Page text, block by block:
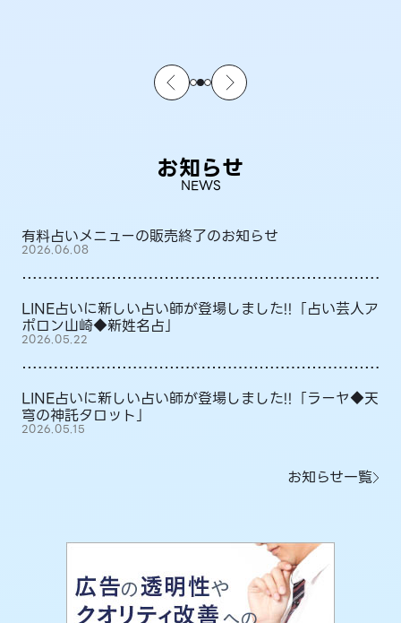
お知らせ
NEWS
有料占いメニューの販売終了のお知らせ
2026.06.08
LINE占いに新しい占い師が登場しました!!「占い芸人ア
ポロン山崎◆新姓名占」
2026.05.22
LINE占いに新しい占い師が登場しました!!「ラーヤ◆天
穹の神託タロット」
2026.05.15
お知らせ一覧